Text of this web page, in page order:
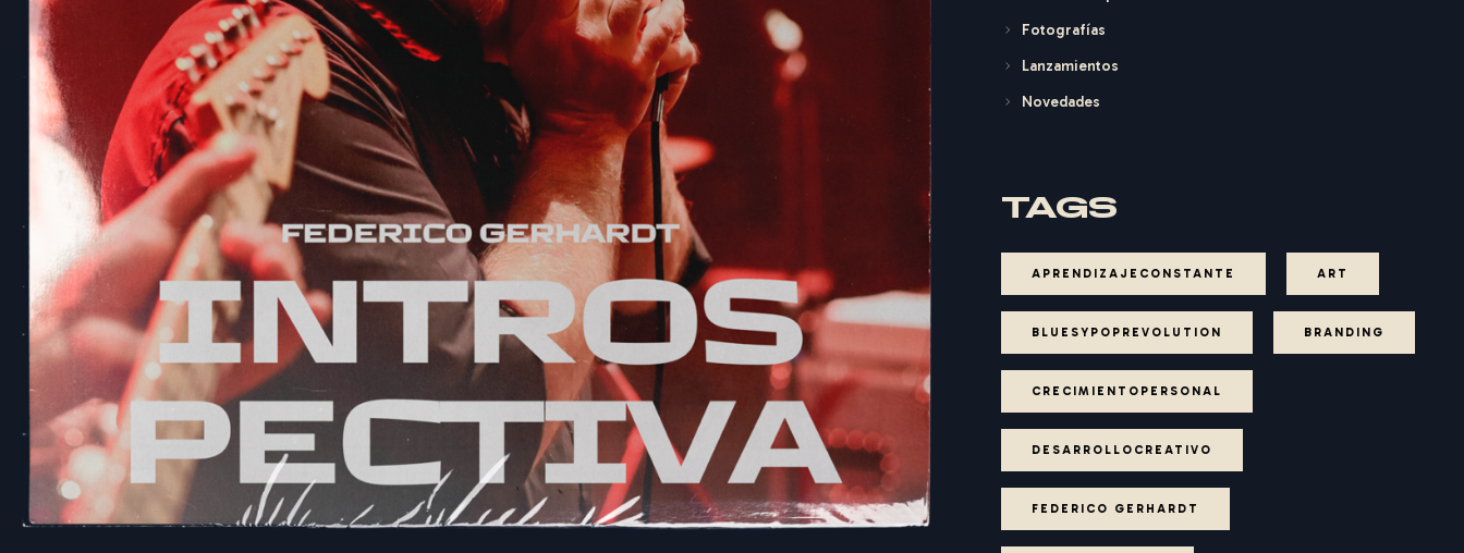
Fotografías
Lanzamientos
Novedades
TAGS
APRENDIZAJECONSTANTE ART
BLUESYPOPREVOLUTION BRANDING
CRECIMIENTOPERSONAL
DESARROLLOCREATIVO
FEDERICO GERHARDT